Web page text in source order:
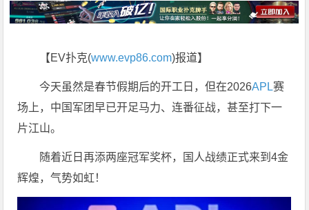
【EV扑克(www.evp86.com)报道】
今天虽然是春节假期后的开工日，但在2026APL赛
场上，中国军团早已开足马力、连番征战，甚至打下一
片江山。
随着近日再添两座冠军奖杯，国人战绩正式来到4金
辉煌，气势如虹！